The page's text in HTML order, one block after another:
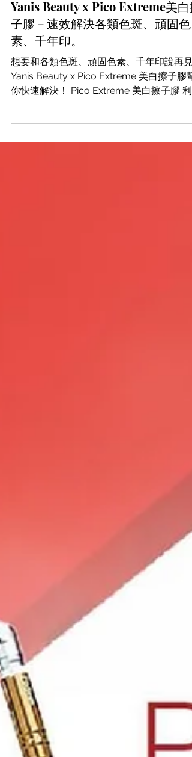
夏季小心色斑加深！色斑形成3步
曲，夏季如何淡斑和預防色斑？
Yanis Beauty x Pico Extreme美白
子膠－速效解決各類色斑、頑固色
素、千年印。
想要和各類色斑、頑固色素、千年印說再見
你快速解決！ Pico Extreme 美白擦子膠 利
雷射壓力穿透肌膚，將深層頑固黑色素擊碎